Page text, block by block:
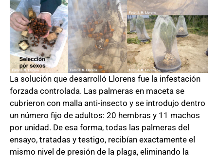
La solución que desarrolló Llorens fue la infestación
forzada controlada. Las palmeras en maceta se
cubrieron con malla anti-insecto y se introdujo dentro
un número fijo de adultos: 20 hembras y 11 machos
por unidad. De esa forma, todas las palmeras del
ensayo, tratadas y testigo, recibían exactamente el
mismo nivel de presión de la plaga, eliminando la